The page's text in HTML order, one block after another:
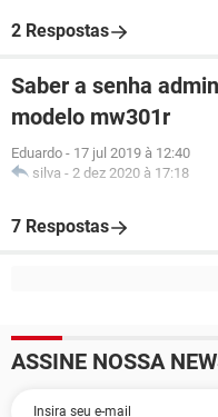
2 Respostas
Saber a senha
modelo mw301r
Eduardo - 17 jul 2019 à 12:40
silva - 2 dez 2020 à 17:18
7 Respostas
ASSINE NOSSA